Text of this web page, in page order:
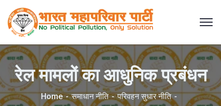
रेल मामलों का आधुनिक प्रबंधन
Home समाधान नीति
परिवहन सुधार नीति